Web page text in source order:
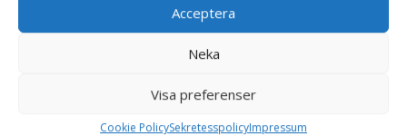
Acceptera
Neka
Visa preferenser
Cookie PolicySekretesspolicyImpressum
– Gaming tangentbord